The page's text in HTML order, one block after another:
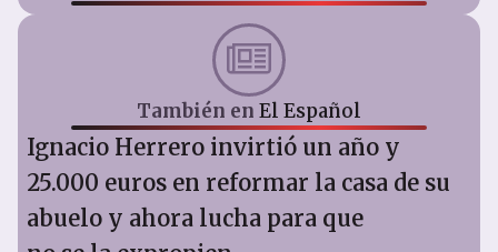
También en El Español
Ignacio Herrero invirtió un año y
25.000 euros en reformar la casa de su
abuelo y ahora lucha para que